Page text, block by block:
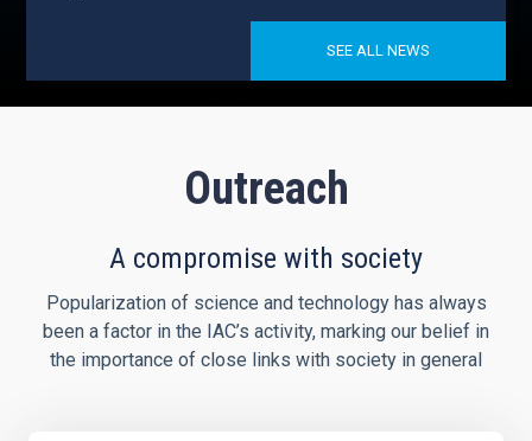
SEE ALL NEWS
Outreach
A compromise with society
Popularization of science and technology has always
been a factor in the IAC’s activity, marking our belief in
the importance of close links with society in general